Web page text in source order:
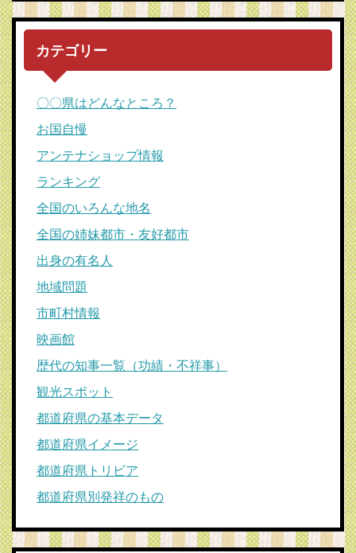
カテゴリー
〇〇県はどんなところ？
お国自慢
アンテナショップ情報
ランキング
全国のいろんな地名
全国の姉妹都市・友好都市
出身の有名人
地域問題
市町村情報
映画館
歴代の知事一覧（功績・不祥事）
観光スポット
都道府県の基本データ
都道府県イメージ
都道府県トリビア
都道府県別発祥のもの